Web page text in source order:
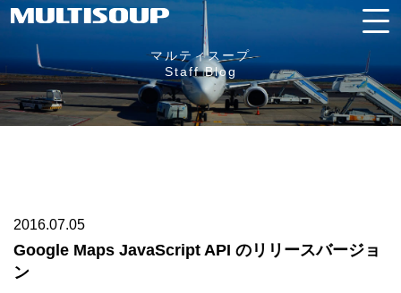
マルティスープ
Staff Blog
2016.07.05
Google Maps JavaScript API のリリースバージョ
ン